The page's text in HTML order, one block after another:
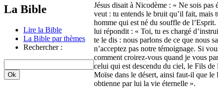
La Bible
Lire la Bible
La Bible par thèmes
Rechercher :
Jésus disait à Nicodème : « Ne sois
veut : tu entends le bruit qu’il fait, mais
homme qui est né du souffle de
lui répondit : « Toi, tu es chargé
te le dis : nous parlons de ce que nous
n’acceptez pas notre témoignage. Si
comment croirez-vous quand je vous
celui qui est descendu du ciel, le Fils
Moïse dans le désert, ainsi faut-il que
obtienne par lui la vie éternelle ».